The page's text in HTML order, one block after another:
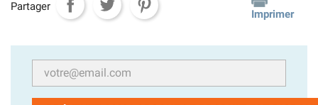
Partager
Imprimer